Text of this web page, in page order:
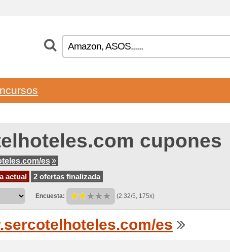
cupones
es
actual
2 ofertas finalizada
Encuesta: (2.32/5, 175x)
es